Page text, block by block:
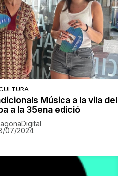
Música a la vila del
a la 35ena edició
07/2024